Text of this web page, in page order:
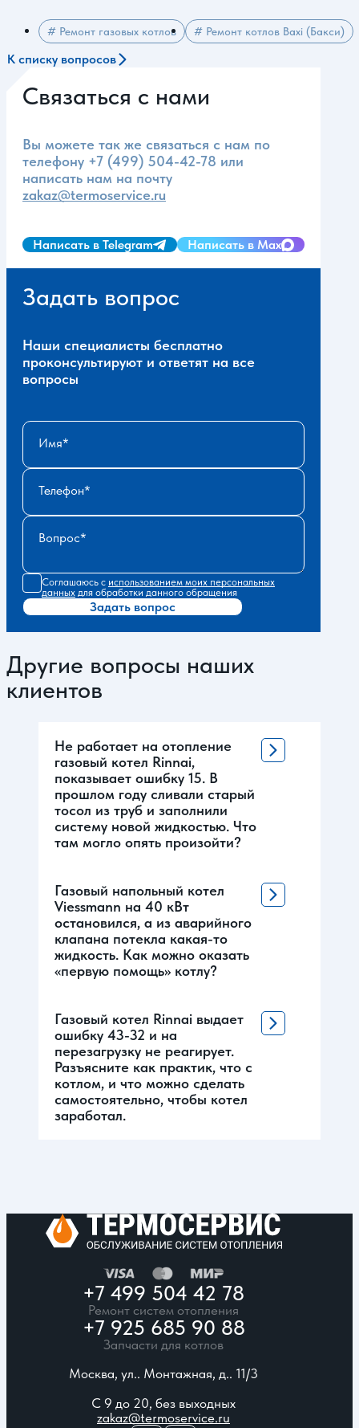
# Ремонт газовых котлов # Ремонт котлов Baxi (Бакси)
К списку вопросов
Связаться с нами
Вы можете так же связаться с нам по
телефону +7 (499) 504-42-78 или
написать нам на почту
zakaz@termoservice.ru
Написать в Telegram Написать в Max
Задать вопрос
Наши специалисты бесплатно
проконсультируют и ответят на все
вопросы
Имя
Телефон
Вопрос
Соглашаюсь с использованием моих персональных
данных для обработки данного обращения
Задать вопрос
Другие вопросы наших
клиентов
Не работает на отопление
газовый котел Rinnai,
показывает ошибку 15. В
прошлом году сливали старый
тосол из труб и заполнили
систему новой жидкостью. Что
там могло опять произойти?
Газовый напольный котел
Viessmann на 40 кВт
остановился, а из аварийного
клапана потекла какая-то
жидкость. Как можно оказать
«первую помощь» котлу?
Газовый котел Rinnai выдает
ошибку 43-32 и на
перезагрузку не реагирует.
Разъясните как практик, что с
котлом, и что можно сделать
самостоятельно, чтобы котел
заработал.
+7 499 504 42 78
Ремонт систем отопления
+7 925 685 90 88
Запчасти для котлов
Москва, ул.. Монтажная, д.. 11/3
С 9 до 20, без выходных
zakaz@termoservice.ru